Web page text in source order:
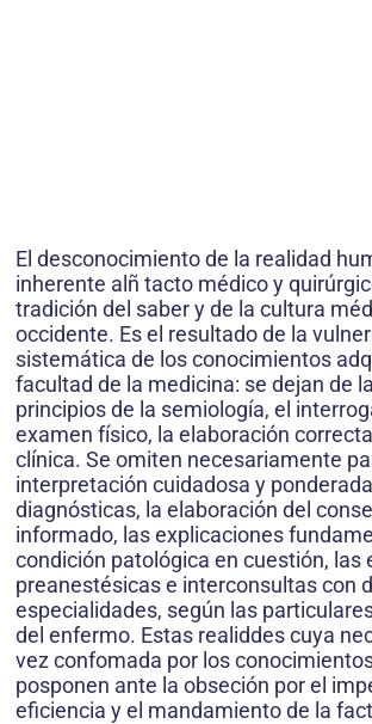
El desconocimiento de la realidad
inherente alñ tacto médico y
tradición del saber y de la cultura
occidente. Es el resultado de la
sistemática de los conocimientos
facultad de la medicina: se dejan de
principios de la semiología, el
examen físico, la elaboración
clínica. Se omiten necesariamente
interpretación cuidadosa y
diagnósticas, la elaboración del
informado, las explicaciones
condición patológica en cuestión, las
preanestésicas e interconsultas con
especialidades, según las
del enfermo. Estas realiddes cuya
vez confomada por los
posponen ante la obseción por el
eficiencia y el mandamiento de la